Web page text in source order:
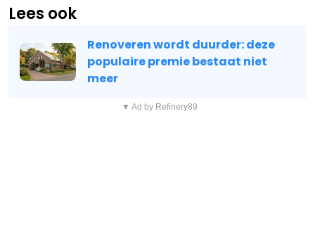
Lees ook
Renoveren wordt duurder: deze
populaire premie bestaat niet
meer
▼ Ad by Refinery89